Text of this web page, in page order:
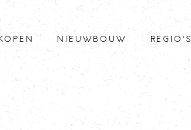
NIEUWBOUW REGIO’S